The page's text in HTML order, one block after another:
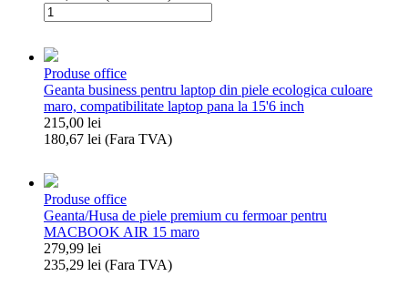
Cantitate
Geanta
din
piele
naturala
neagra
dedicat
MacBook
13.3
M2
Produse office
Geanta business pentru laptop din piele ecologica culoare
maro, compatibilitate laptop pana la 15'6 inch
215,00 lei
180,67 lei (Fara TVA)
Geanta
business
pentru
laptop
din
piele
ecologica
Produse office
Geanta/Husa de piele premium cu fermoar pentru
MACBOOK AIR 15 maro
279,99 lei
235,29 lei (Fara TVA)